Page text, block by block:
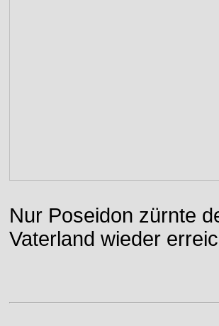
Nur Poseidon zürnte
Vaterland wieder